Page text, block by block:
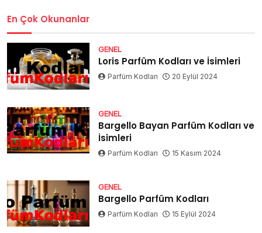
En Çok Okunanlar
GENEL
Loris Parfüm Kodları ve İsimleri
Parfüm Kodları 20 Eylül 2024
GENEL
Bargello Bayan Parfüm Kodları ve
İsimleri
Parfüm Kodları 15 Kasım 2024
GENEL
Bargello Parfüm Kodları
Parfüm Kodları 15 Eylül 2024